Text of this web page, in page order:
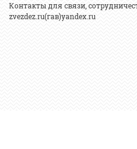
Контакты для связи,
zvezdez.ru(гав)yandex.ru